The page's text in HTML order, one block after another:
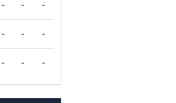
- - -
- - -
- - -